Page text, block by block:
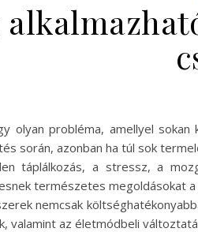
olyan probléma, amellyel
során, azonban ha túl sok
táplálkozás, a stressz, a
természetes megoldásokat
nemcsak
valamint az életmódbeli